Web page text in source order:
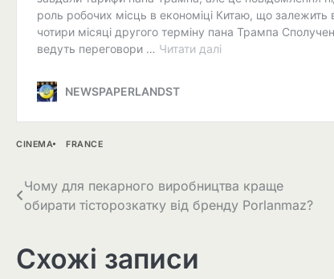
CINEMA FRANCE
Навігація
записів
Чому для пекарного виробництва краще
обирати тісторозкатку від бренду Porlanmaz?
Схожі записи